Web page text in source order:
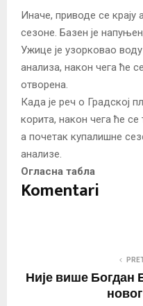
Иначе, приводе се крају
сезоне. Базен је
Ужице је узорковао воду
анализа, након чега ће
отворена.
Када је реч о Градској
корита, након чега ће
а почетак купалишне
анализе.
Огласна табла
Komentari
Није више Богдан